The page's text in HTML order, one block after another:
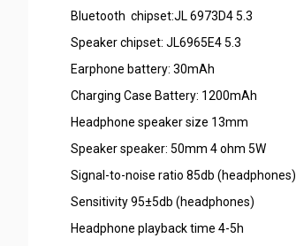
Bluetooth chipset:JL 6973D4 5.3
Speaker chipset: JL6965E4 5.3
Earphone battery: 30mAh
Charging Case Battery: 1200mAh
Headphone speaker size 13mm
Speaker speaker: 50mm 4 ohm 5W
Signal-to-noise ratio 85db (headphones)
Sensitivity 95±5db (headphones)
Headphone playback time 4-5h